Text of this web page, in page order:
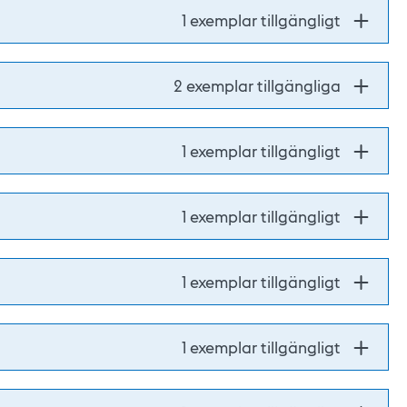
1 exemplar tillgängligt
2 exemplar tillgängliga
1 exemplar tillgängligt
1 exemplar tillgängligt
1 exemplar tillgängligt
1 exemplar tillgängligt